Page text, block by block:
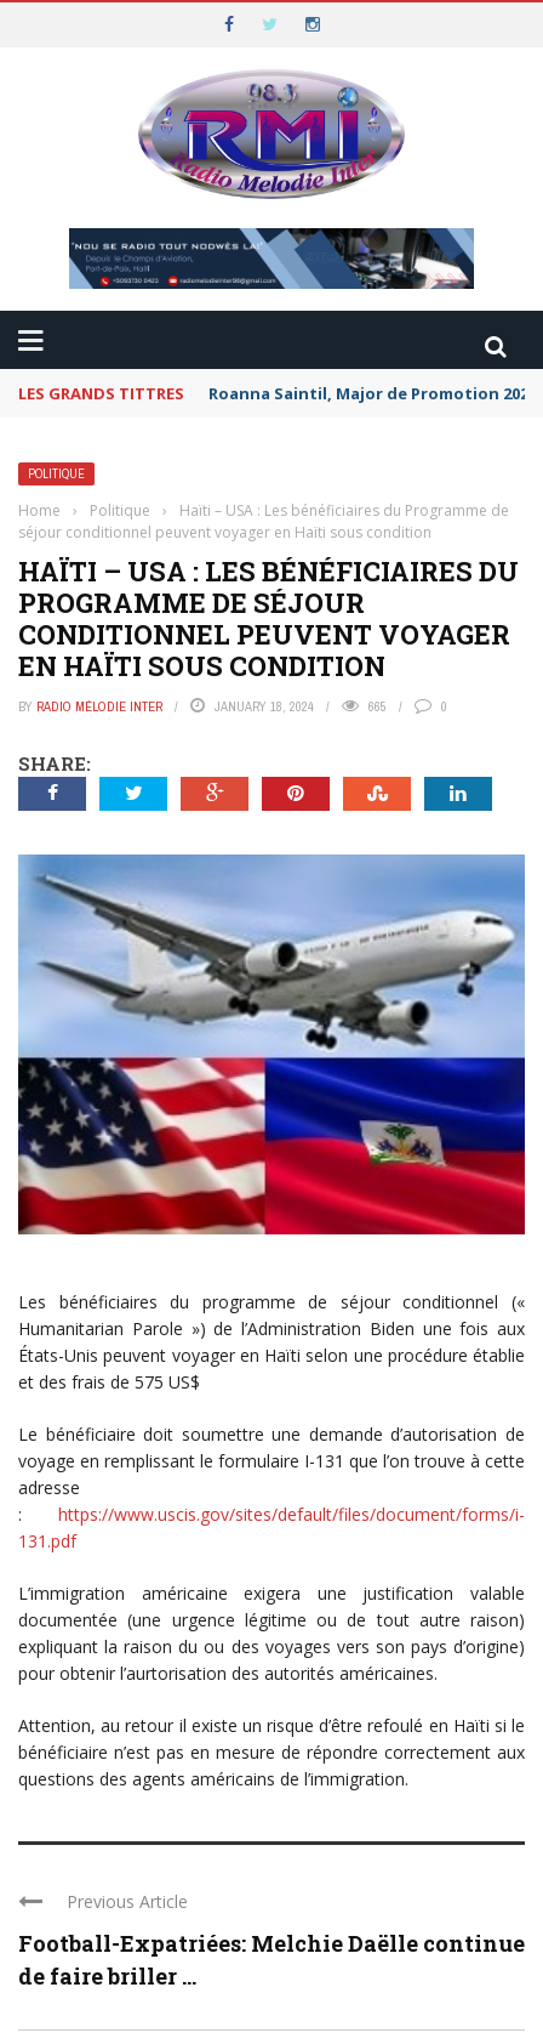
LES GRANDS TITTRES Roanna Saintil, Major de Promotion
POLITIQUE
Home › Politique ›
Haïti – USA : Les bénéficiaires du Programme de
séjour conditionnel peuvent voyager en Haïti sous condition
HAÏTI – USA : LES BÉNÉFICIAIRES DU
PROGRAMME DE SÉJOUR
CONDITIONNEL PEUVENT VOYAGER
EN HAÏTI SOUS CONDITION
BY RADIO MÉLODIE INTER JANUARY 18, 2024 665 0
SHARE:
Les bénéficiaires du programme de séjour conditionnel («
Humanitarian Parole ») de l’Administration Biden une fois aux
États-Unis peuvent voyager en Haïti selon une procédure établie
et des frais de 575 US$
Le bénéficiaire doit soumettre une demande d’autorisation de
voyage en remplissant le formulaire I-131 que l’on trouve à cette
adresse
: https://www.uscis.gov/sites/default/files/document/forms/i-
131.pdf
L’immigration américaine exigera une justification valable
documentée (une urgence légitime ou de tout autre raison)
expliquant la raison du ou des voyages vers son pays d’origine)
pour obtenir l’aurtorisation des autorités américaines.
Attention, au retour il existe un risque d’être refoulé en Haïti si le
bénéficiaire n’est pas en mesure de répondre correctement aux
questions des agents américains de l’immigration.
Previous Article
Football-Expatriées: Melchie Daëlle continue
de faire briller ...